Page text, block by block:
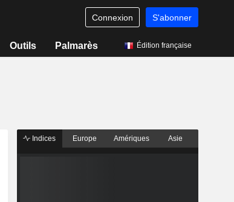
Connexion S'abonner
Outils Palmarès Édition française
Indices Europe Amériques Asie